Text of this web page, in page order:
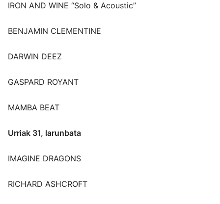
IRON AND WINE “Solo & Acoustic”
BENJAMIN CLEMENTINE
DARWIN DEEZ
GASPARD ROYANT
MAMBA BEAT
Urriak 31, larunbata
IMAGINE DRAGONS
RICHARD ASHCROFT